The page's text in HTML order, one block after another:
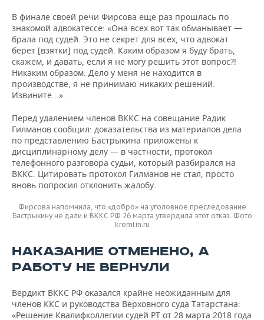
В финале своей речи Фирсова еще раз прошлась по
знакомой адвокатессе: «Она всех вот так обманывает —
брала под судей. Это не секрет для всех, что адвокат
берет [взятки] под судей. Каким образом я буду брать,
скажем, и давать, если я не могу решить этот вопрос?!
Никаким образом. Дело у меня не находится в
производстве, я не принимаю никаких решений.
Извините...».
Перед удалением членов ВККС на совещание Радик
Гилманов сообщил: доказательства из материалов дела
по представлению Бастрыкина приложены к
дисциплинарному делу — в частности, протокол
телефонного разговора судьи, который разбирался на
ВККС. Цитировать протокол Гилманов не стал, просто
вновь попросил отклонить жалобу.
Фирсова напомнила, что «добро» на уголовное преследование
Бастрыкину не дали и ВККС РФ 26 марта утвердила этот отказ. Фото
kremlin.ru
НАКАЗАНИЕ ОТМЕНЕНО, А
РАБОТУ НЕ ВЕРНУЛИ
Вердикт ВККС РФ оказался крайне неожиданным для
членов ККС и руководства Верховного суда Татарстана:
«Решение Квалифколлегии судей РТ от 28 марта 2018 года